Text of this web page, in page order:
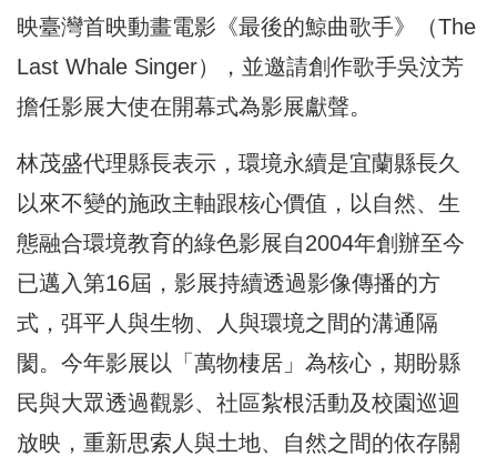
映臺灣首映動畫電影《最後的鯨曲歌手》（The
Last Whale Singer），並邀請創作歌手吳汶芳
擔任影展大使在開幕式為影展獻聲。
林茂盛代理縣長表示，環境永續是宜蘭縣長久
以來不變的施政主軸跟核心價值，以自然、生
態融合環境教育的綠色影展自2004年創辦至今
已邁入第16屆，影展持續透過影像傳播的方
式，弭平人與生物、人與環境之間的溝通隔
閡。今年影展以「萬物棲居」為核心，期盼縣
民與大眾透過觀影、社區紮根活動及校園巡迴
放映，重新思索人與土地、自然之間的依存關